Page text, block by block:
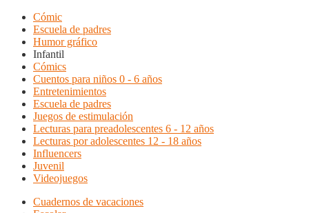
Cómic
Escuela de padres
Humor gráfico
Infantil
Cómics
Cuentos para niños 0 - 6 años
Entretenimientos
Escuela de padres
Juegos de estimulación
Lecturas para preadolescentes 6 - 12 años
Lecturas por adolescentes 12 - 18 años
Influencers
Juvenil
Videojuegos
Cuadernos de vacaciones